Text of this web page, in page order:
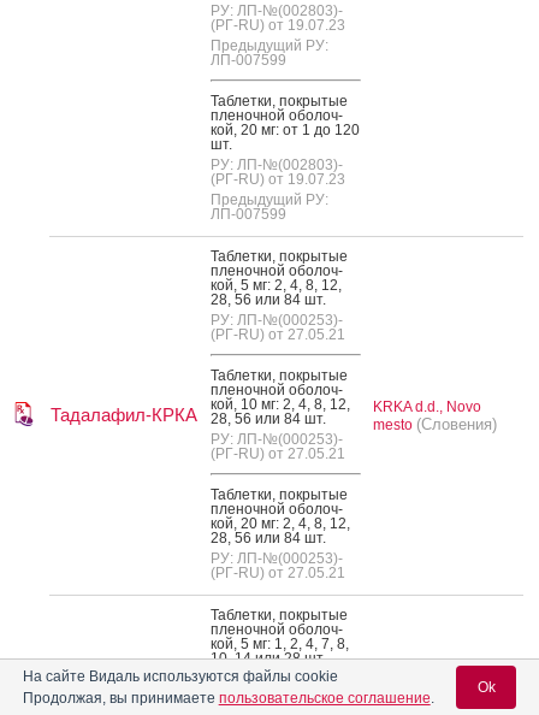
РУ: ЛП-№(002803)-
(РГ-RU) от 19.07.23
Предыдущий РУ:
ЛП-007599
Таб­летки, пок­ры­тые
пле­ноч­ной обо­лоч­
кой, 20 мг: от 1 до 120
шт.
РУ: ЛП-№(002803)-
(РГ-RU) от 19.07.23
Предыдущий РУ:
ЛП-007599
Тадалафил-КРКА
Таб­летки, пок­ры­тые
пле­ноч­ной обо­лоч­
кой, 5 мг: 2, 4, 8, 12,
28, 56 или 84 шт.
РУ: ЛП-№(000253)-
(РГ-RU) от 27.05.21
Таб­летки, пок­ры­тые
пле­ноч­ной обо­лоч­
кой, 10 мг: 2, 4, 8, 12,
28, 56 или 84 шт.
РУ: ЛП-№(000253)-
(РГ-RU) от 27.05.21
Таб­летки, пок­ры­тые
пле­ноч­ной обо­лоч­
кой, 20 мг: 2, 4, 8, 12,
28, 56 или 84 шт.
РУ: ЛП-№(000253)-
(РГ-RU) от 27.05.21
KRKA d.d., Novo
mesto (Словения)
Таб­летки, пок­ры­тые
пле­ноч­ной обо­лоч­
кой, 5 мг: 1, 2, 4, 7, 8,
10, 14 или 28 шт.
РУ: ЛП-№(004864)-
(РГ-RU) от 14.03.24
На сайте Видаль используются файлы cookie
Продолжая, вы принимаете пользовательское соглашение.
Ok